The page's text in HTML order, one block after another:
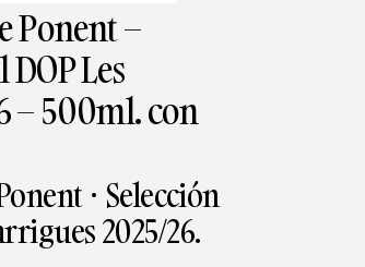
Ponent –
Les
– 500ml. con
· Selección
2025/26.